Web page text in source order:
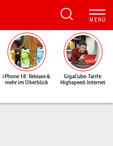
iPhone 18: Release &
mehr im Überblick
GigaCube-Tarife:
Highspeed-Internet